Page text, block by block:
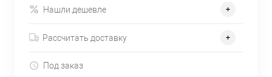
Нашли дешевле
Рассчитать доставку
Под заказ